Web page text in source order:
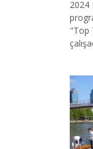
2024
"Top